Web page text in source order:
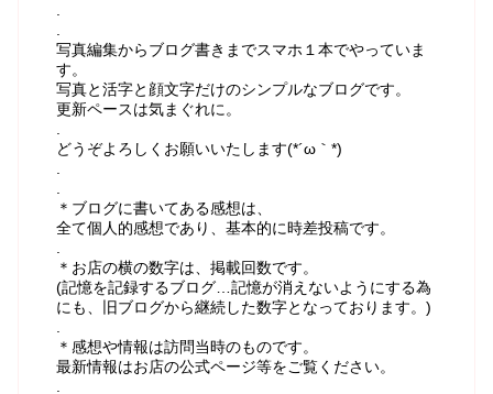
写真編集からブログ書きまでスマホ１本でやっていま
す。
写真と活字と顔文字だけのシンプルなブログです。
更新ペースは気まぐれに。
どうぞよろしくお願いいたします(*´ω｀*)
＊ブログに書いてある感想は、
全て個人的感想であり、基本的に時差投稿です。
＊お店の横の数字は、掲載回数です。
(記憶を記録するブログ…記憶が消えないようにする為
にも、旧ブログから継続した数字となっております。)
＊感想や情報は訪問当時のものです。
最新情報はお店の公式ページ等をご覧ください。